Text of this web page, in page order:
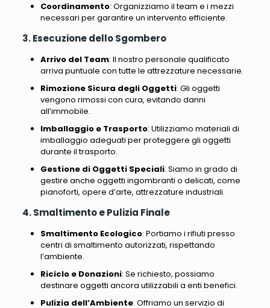
Coordinamento: Organizziamo il team e i mezzi
necessari per garantire un intervento efficiente.
3. Esecuzione dello Sgombero
Arrivo del Team: Il nostro personale qualificato
arriva puntuale con tutte le attrezzature necessarie.
Rimozione Sicura degli Oggetti: Gli oggetti
vengono rimossi con cura, evitando danni
all’immobile.
Imballaggio e Trasporto: Utilizziamo materiali di
imballaggio adeguati per proteggere gli oggetti
durante il trasporto.
Gestione di Oggetti Speciali: Siamo in grado di
gestire anche oggetti ingombranti o delicati, come
pianoforti, opere d’arte, attrezzature industriali.
4. Smaltimento e Pulizia Finale
Smaltimento Ecologico: Portiamo i rifiuti presso
centri di smaltimento autorizzati, rispettando
l’ambiente.
Riciclo e Donazioni: Se richiesto, possiamo
destinare oggetti ancora utilizzabili a enti benefici.
Pulizia dell’Ambiente: Offriamo un servizio di